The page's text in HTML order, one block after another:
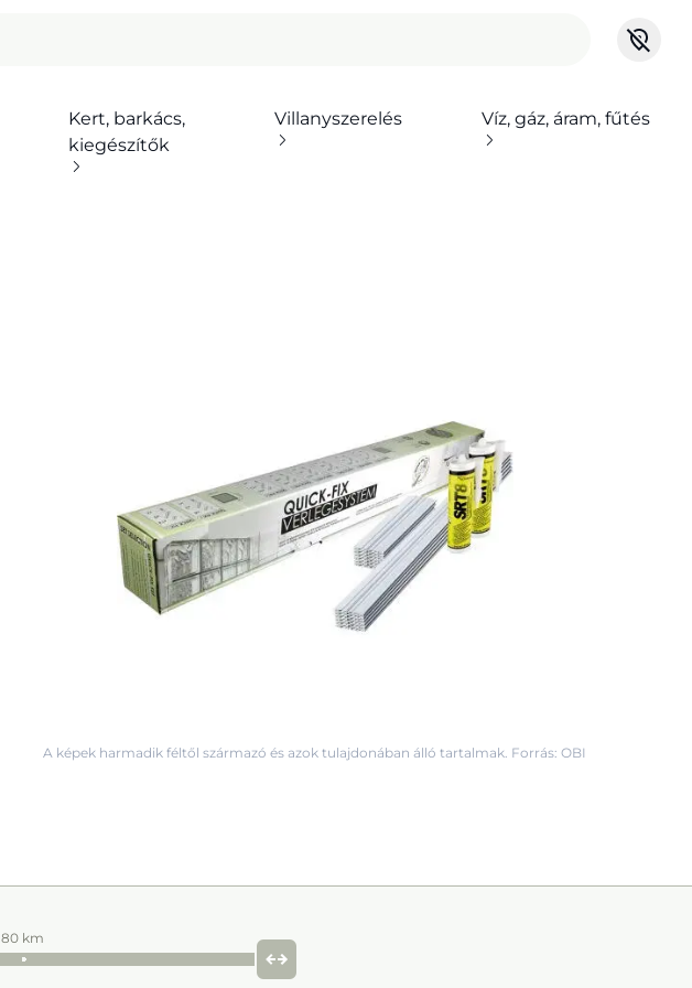
Kert, barkács,
kiegészítők
Villanyszerelés Víz, gáz, áram, fűtés
A képek harmadik féltől származó és azok tulajdonában álló tartalmak. Forrás: OBI
80 km